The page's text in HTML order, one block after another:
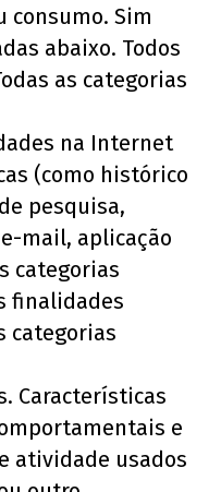
consumo. Sim
abaixo. Todos
as categorias
na Internet
(como histórico
pesquisa,
mail, aplicação
categorias
finalidades
categorias
Características
e
atividade usados